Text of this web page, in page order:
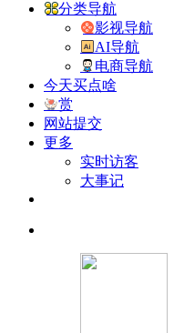
分类导航
影视导航
AI导航
电商导航
今天买点啥
赏
网站提交
更多
实时访客
大事记